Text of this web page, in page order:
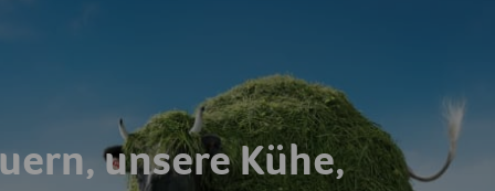
unsere Kühe,